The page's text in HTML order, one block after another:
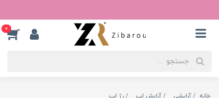
0
خانه آرایشی آرایش لب
رژ لب